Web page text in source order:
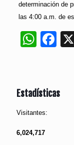
determinación de
las 4:00 a.m. de
Estadísticas
Visitantes:
6,024,717